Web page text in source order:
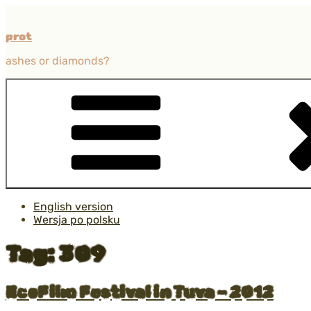
treści
prot
ashes or diamonds?
English version
Wersja po polsku
Tag:309
Opublikowane
w
EcoFilm Festival in Tuva – 2012